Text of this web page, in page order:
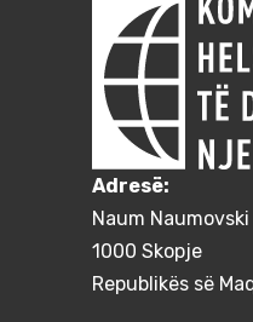
Adresë:
Naum
1000 Skopje
Republikës së